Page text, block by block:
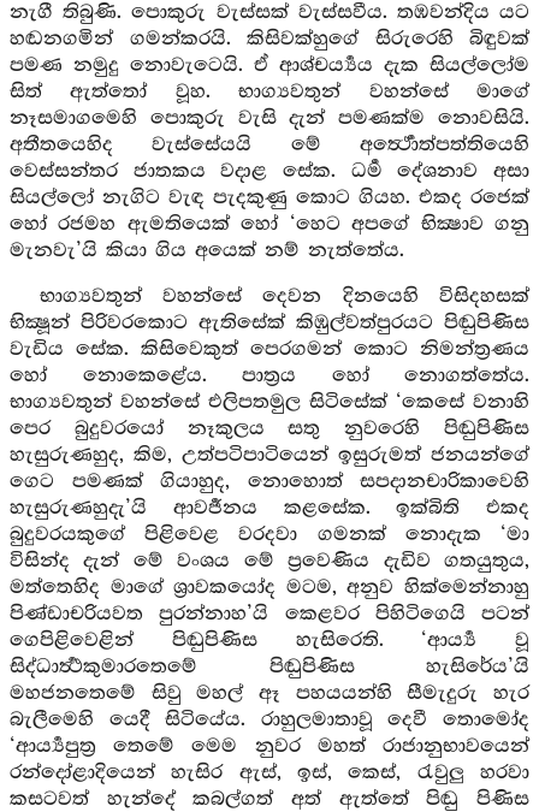
නැගී තිබුණි. පොකුරු වැස්සක් වැස්සවීය. තඹවන්දිය යට
හඬනගමින් ගමන්කරයි. කිසිවක්හුගේ සිරුරෙහි බිඳුවක්
පමණ නමුදු නොවැටෙයි. ඒ ආශ්චර්‍ය්‍යය දැක සියල්ලෝම
සිත් ඇත්තෝ වූහ. භාග්‍යවතුන් වහන්සේ මාගේ
නෑසමාගමෙහි පොකුරු වැසි දැන් පමණක්ම නොවසියි.
අතීතයෙහිද වැස්සේයයි මේ අර්‍ත්‍ථොත්පත්තියෙහි
වෙස්සන්තර ජාතකය වදාළ සේක. ධර්‍ම දේශනාව අසා
සියල්ලෝ නැගිට වැඳ පැදකුණු කොට ගියහ. එකද රජෙක්
හෝ රජමහ ඇමතියෙක් හෝ ‘හෙට අපගේ භික්‍ෂාව ගනු
මැනවැ’යි කියා ගිය අයෙක් නම් නැත්තේය.
භාග්‍යවතුන් වහන්සේ දෙවන දිනයෙහි විසිදහසක්
භික්‍ෂූන් පිරිවරකොට ඇතිසේක් කිඹුල්වත්පුරයට පිඬුපිණිස
වැඩිය සේක. කිසිවෙකුත් පෙරගමන් කොට නිමන්ත්‍රණය
හෝ නොකෙළේය. පාත්‍රය හෝ නොගත්තේය.
භාග්‍යවතුන් වහන්සේ එලිපතමුල සිටිසේක් ‘කෙසේ වනාහි
පෙර බුදුවරයෝ නෑකුලය සතු නුවරෙහි පිඬුපිණිස
හැසුරුණහුද, කිම, උත්පටිපාටියෙන් ඉසුරුමත් ජනයන්ගේ
ගෙට පමණක් ගියාහුද, නොහොත් සපදානචාරිකාවෙහි
හැසුරුණහුදැ’යි ආවර්‍ජනය කළසේක. ඉක්බිති එකද
බුදුවරයකුගේ පිළිවෙළ වරදවා ගමනක් නොදැක ‘මා
විසින්ද දැන් මේ වංශය මේ ප්‍රවෙණිය දැඩිව ගතයුතුය,
මත්තෙහිද මාගේ ශ්‍රාවකයෝද මටම, අනුව හික්මෙන්නාහු
පිණ්ඩාචරියවත පුරන්නාහ’යි කෙළවර පිහිටිගෙයි පටන්
ගෙපිළිවෙළින් පිඬුපිණිස හැසිරෙති. ‘ආර්‍ය්‍ය වූ
සිද්ධාර්‍ත්‍ථකුමාරතෙමේ පිඬුපිණිස හැසිරේය’යි
මහජනතෙමේ සිවු මහල් ඈ පහයයන්හි සීමැදුරු හැර
බැලීමෙහි යෙදී සිටියේය. රාහුලමාතාවූ දෙවී තොමෝද
‘ආර්‍ය්‍යපුත්‍ර තෙමේ මෙම නුවර මහත් රාජානුභාවයෙන්
රන්දෝළාදියෙන් හැසිර ඇස්, ඉස්, කෙස්, රැවුලු හරවා
කසටවත් හැන්දේ කබල්ගත් අත් ඇත්තේ පිඬු පිණිස